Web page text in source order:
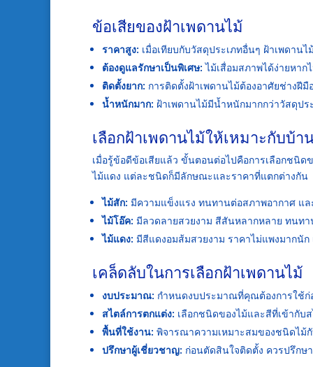
ข้อเสียของฝ้าเพดานไม้
ราคาสูง: เมื่อเทียบกับวัสดุประเภทอื่นๆ ฝ้าเพดาน
ต้องดูแลรักษาเป็นพิเศษ: ไม้เสื่อมสภาพได้ง่ายหา
ติดตั้งยาก: การติดตั้งฝ้าเพดานไม้ต้องอาศัยช่างฝี
น้ำหนักมาก: ฝ้าเพดานไม้มีน้ำหนักมากกว่าวัสดุปร
เลือกฝ้าเพดานไม้ให้เหมาะกับบ้า
เมื่อรู้ข้อดีข้อเสียแล้ว ขั้นตอนต่อไปคือการเลือกชนิ
ไม้แดง แต่ละชนิดก็มีลักษณะและราคาที่แตกต่างกัน
ไม้สัก: มีความแข็งแรง ทนทานต่อสภาพอากาศ แ
ไม้โอ๊ค: มีลวดลายสวยงาม สีสันหลากหลาย ทนท
ไม้แดง: มีสีแดงอมส้มสวยงาม ราคาไม่แพงมากนั
เคล็ดลับในการเลือกฝ้าเพดานไม้
งบประมาณ: กำหนดงบประมาณที่คุณต้องการใช้ก่
สไตล์การตกแต่ง: เลือกชนิดของไม้และสีที่เข้ากับ
พื้นที่ใช้งาน: พิจารณาความเหมาะสมของชนิดไม้
ปรึกษาผู้เชี่ยวชาญ: ก่อนตัดสินใจติดตั้ง ควรปรึกษ